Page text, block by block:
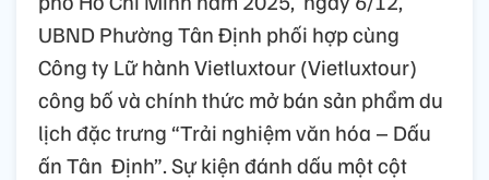
UBND Phường Tân Định phối hợp cùng
Công ty Lữ hành Vietluxtour (Vietluxtour)
công bố và chính thức mở bán sản phẩm du
lịch đặc trưng “Trải nghiệm văn hóa – Dấu
ấn Tân Định”. Sự kiện đánh dấu một cột